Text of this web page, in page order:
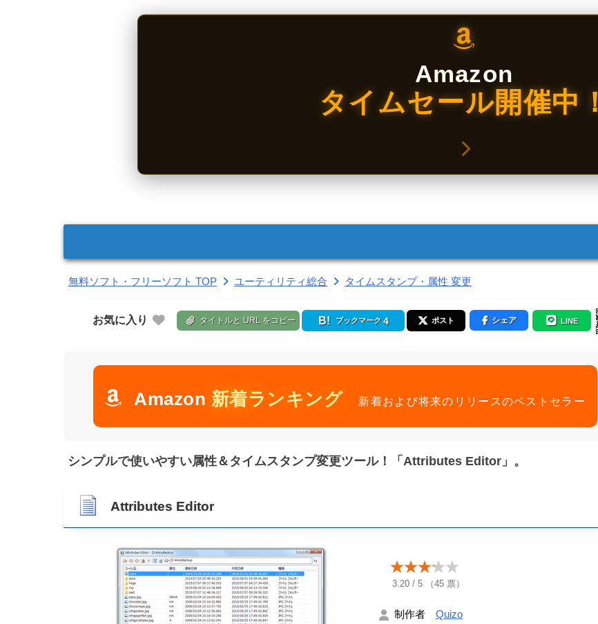
Amazon
タイムセール開催中！
無料ソフト・フリーソフト TOP ユーティリティ総合 タイムスタンプ・属性 変更
お気に入り タイトルと URL をコピー ブックマーク 4 ポスト シェア LINE
Amazon 新着ランキング 新着および将来のリリースのベストセラー
シンプルで使いやすい属性＆タイムスタンプ変更ツール！「Attributes Editor」。
Attributes Editor
3.20 / 5 （45 票）
制作者 Quizo